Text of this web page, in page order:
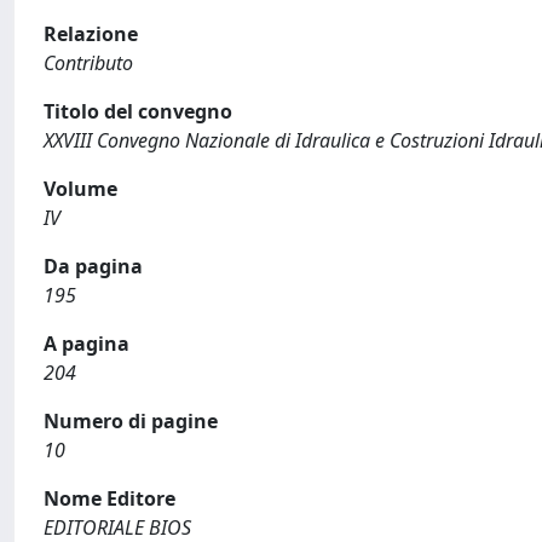
Relazione
Contributo
Titolo del convegno
XXVIII Convegno Nazionale di Idraulica e Costruzioni
Volume
IV
Da pagina
195
A pagina
204
Numero di pagine
10
Nome Editore
EDITORIALE BIOS